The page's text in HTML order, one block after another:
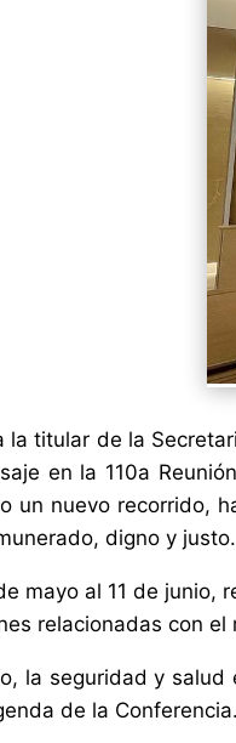
la titular de la
en la 110a
un nuevo recorrido,
digno y
mayo al 11 de junio,
relacionadas con
la seguridad y
de la